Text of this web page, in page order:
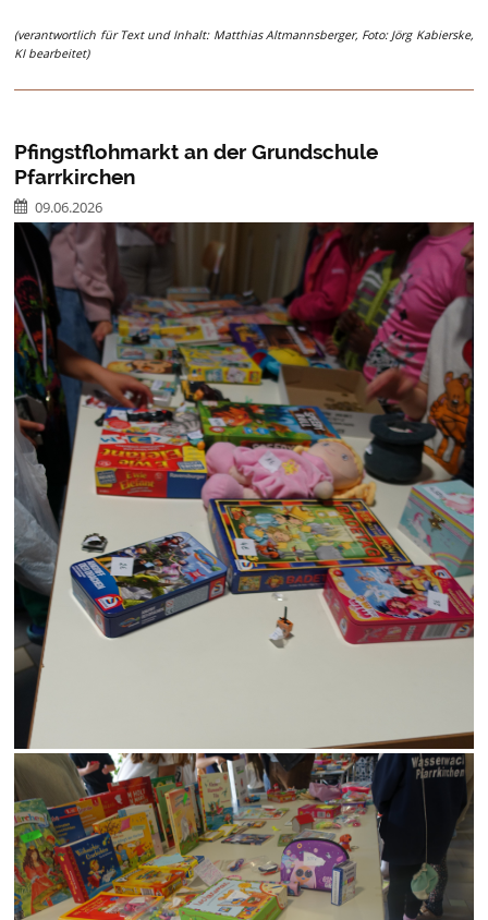
(verantwortlich für Text und Inhalt: Matthias Altmannsberger, Foto: Jörg Kabierske,
KI bearbeitet)
Pfingstflohmarkt an der Grundschule
Pfarrkirchen
09.06.2026